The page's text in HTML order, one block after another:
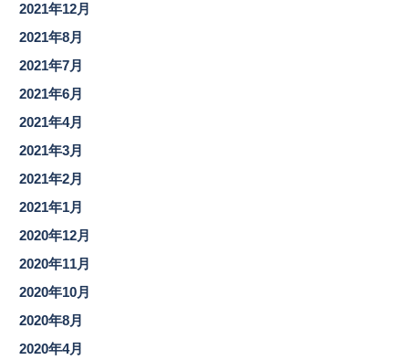
2021年12月
2021年8月
2021年7月
2021年6月
2021年4月
2021年3月
2021年2月
2021年1月
2020年12月
2020年11月
2020年10月
2020年8月
2020年4月